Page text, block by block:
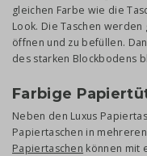
gleichen Farbe wie die
Look. Die Taschen
öffnen und zu befüllen.
des starken Blockbodens
Farbige
Neben den Luxus
Papiertaschen in
Papiertaschen können mit